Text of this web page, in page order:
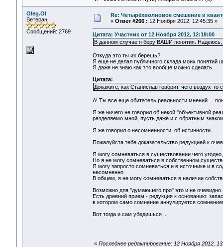
Oleg.Ol
Ветеран
Сообщений: 2769
Re: Четырёхволновое смешение и
« Ответ #266 : 12 Ноября 2012, 12:45:35 »
Цитата: Участник от 12 Ноября 2012, 12:19:00
В данном случае я беру ВАШИ понятия.
Откуда это ты их берешь?
Я еще не делал публичного склада моих понятий
Я даже не знаю как это вообще можно сделать.
Цитата:
Докажите, как Станислав говорит, чего воздух-
А! Ты все еще обитатель реальности мнений ...
Я же ничего не говорил об некой "объективной
разделяемо мной, пусть даже и с обратным
Я же говорил о несомненности, об истинности.
Пожалуйста тебе доказательство редукцией к
Я могу сомневаться в существовании чего
Но я не могу сомневаться в собственном
Я могу запросто сомневаться и в источнике и в
несомненно.
В общем, я не могу сомневаться в наличии
Возможно для "думающего про" это и не
Есть древний прием - редукция к основанию:
в котором само сомнение аннулируется
Вот тогда и сам убедишься ...
« Последнее редактирование: 12 Ноября 2012,